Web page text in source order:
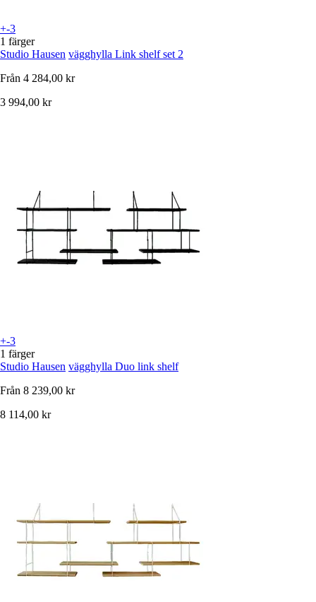
+-3
1 färger
Studio Hausen vägghylla Link shelf set 2
Från 4 284,00 kr
3 994,00 kr
+-3
1 färger
Studio Hausen vägghylla Duo link shelf
Från 8 239,00 kr
8 114,00 kr